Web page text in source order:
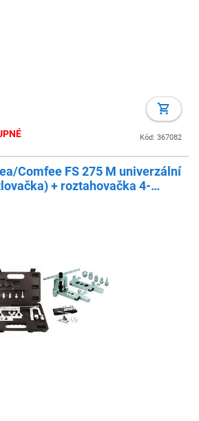
Kód: 367082
Comfee FS 275 M univerzální
+ roztahovačka 4-